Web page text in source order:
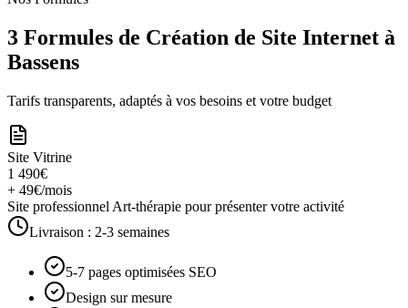
3 Formules de Création de Site Internet à
Bassens
Tarifs transparents, adaptés à vos besoins et votre budget
Site Vitrine
1 490€
+ 49€/mois
Site professionnel Art-thérapie pour présenter votre activité
Livraison : 2-3 semaines
5-7 pages optimisées SEO
Design sur mesure